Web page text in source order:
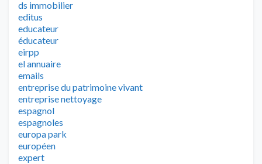
ds immobilier
editus
educateur
éducateur
eirpp
el annuaire
emails
entreprise du patrimoine vivant
entreprise nettoyage
espagnol
espagnoles
europa park
européen
expert